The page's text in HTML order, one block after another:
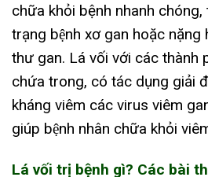
chữa khỏi bệnh nhanh
trạng bệnh xơ gan hoặc nặng
thư gan. Lá vối với các thành
chứa trong, có tác dụng giải
kháng viêm các virus viêm
giúp bệnh nhân chữa khỏi
Lá vối trị bệnh gì? Các bài